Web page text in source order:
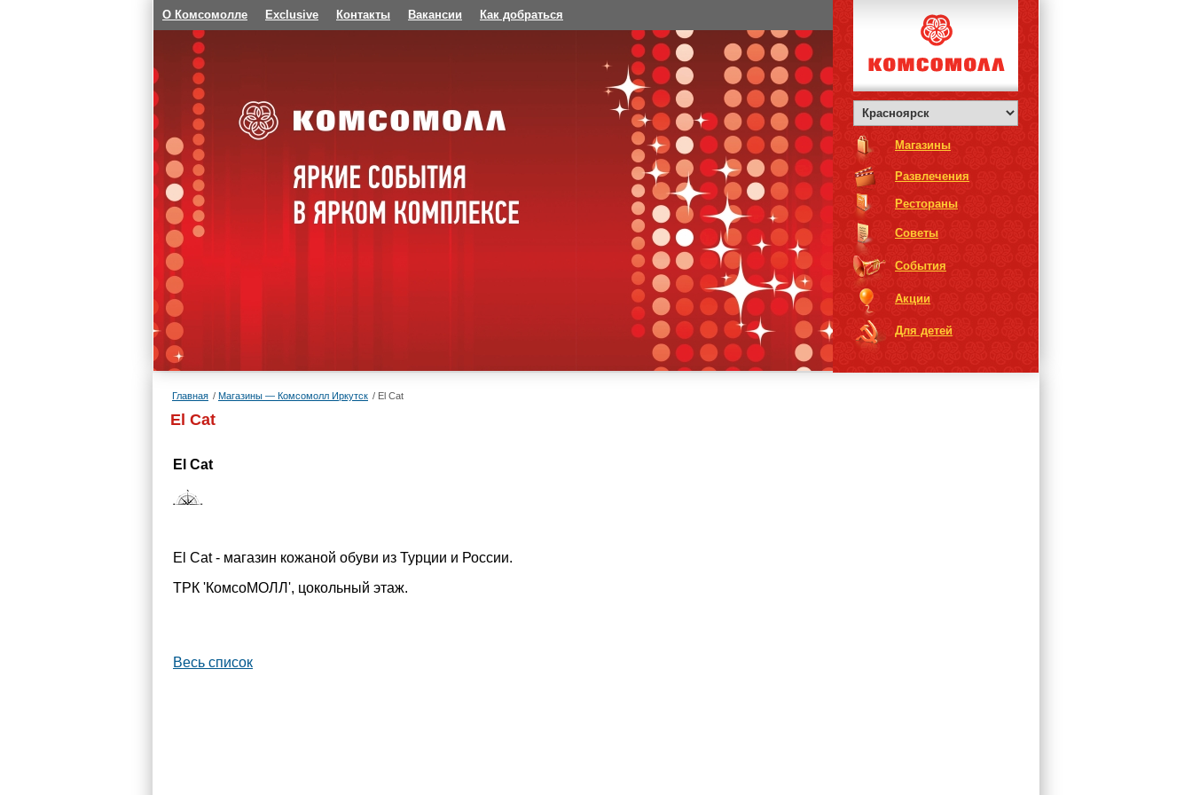
О Комсомолле Exclusive Контакты Вакансии Как добраться
Магазины
Развлечения
Рестораны
Советы
События
Акции
Для детей
Главная Магазины — Комсомолл Иркутск El Cat
El Cat
El Cat
El Cat - магазин кожаной обуви из Турции и России.
ТРК 'КомсоМОЛЛ', цокольный этаж.
Весь список